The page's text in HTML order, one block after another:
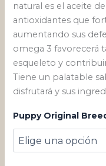
natural es el aceite
antioxidantes que
aumentando sus
omega 3 favorecerá
esqueleto y
Tiene un palatable
disfrutará y sus
Puppy Original